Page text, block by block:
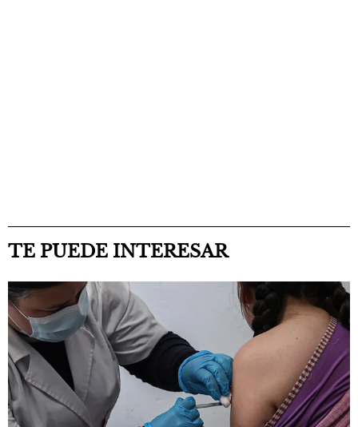
TE PUEDE INTERESAR